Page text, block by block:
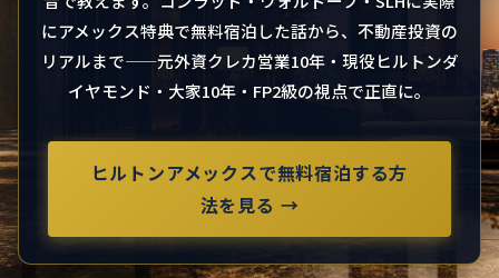
にアメックス特典で無料宿泊した話から、不動産投資の
リアルまで——元外資クレカ営業10年・現役ヒルトンダ
イヤモンド・大家10年・FP2級の視点で正直に。
ヒルトンアメックスで無料宿泊する方
法を見る →